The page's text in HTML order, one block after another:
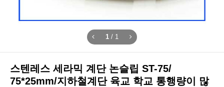
1 / 1
스텐레스 세라믹 계단 논슬립 ST-75/
75*25mm/지하철계단 육교 학교 통행량이 많